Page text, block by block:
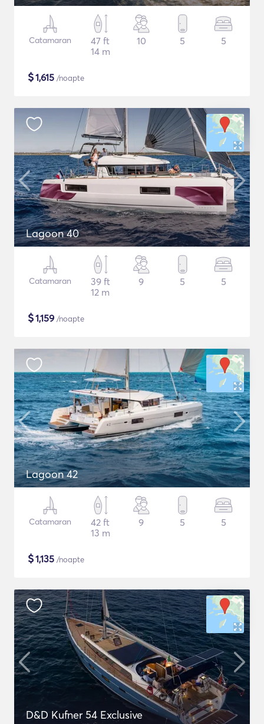
Catamaran
47 ft
14 m
10 5 5
$1,615 /noapte
Lagoon 40
Catamaran
39 ft
12 m
9 5 5
$1,159 /noapte
Lagoon 42
Catamaran
42 ft
13 m
9 5 5
$1,135 /noapte
D&D Kufner 54 Exclusive